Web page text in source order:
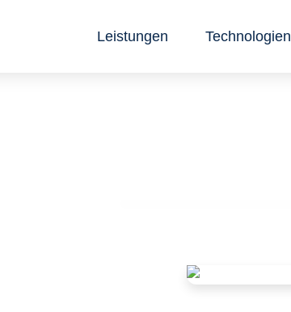
Leistungen Technologien